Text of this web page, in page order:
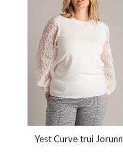
Yest Curve trui Jorunn